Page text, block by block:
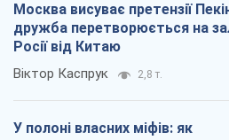
Москва висуває претензії
дружба перетворюється на
Росії від Китаю
Віктор Каспрук 2,8 т.
У полоні власних міфів: як